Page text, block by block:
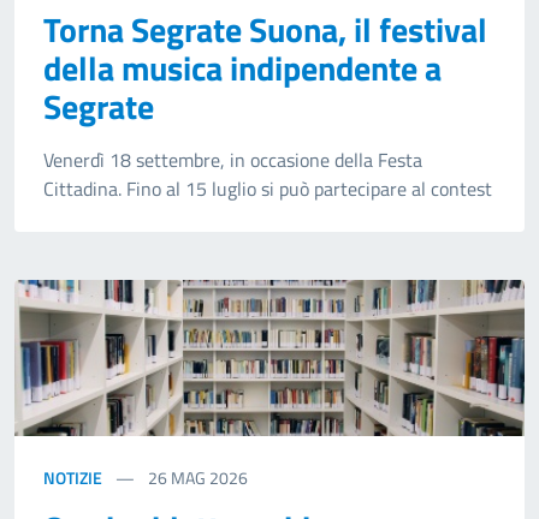
Torna Segrate Suona, il festival
della musica indipendente a
Segrate
Venerdì 18 settembre, in occasione della Festa
Cittadina. Fino al 15 luglio si può partecipare al contest
NOTIZIE 26MAG 2026